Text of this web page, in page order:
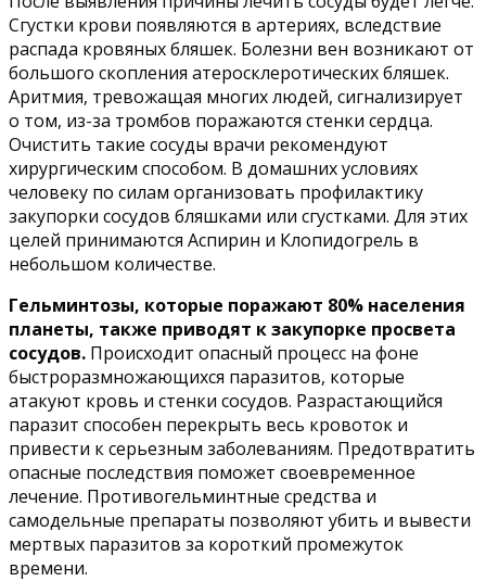
Сгустки крови появляются в артериях, вследствие
распада кровяных бляшек. Болезни вен возникают от
большого скопления атеросклеротических бляшек.
Аритмия, тревожащая многих людей, сигнализирует
о том, из-за тромбов поражаются стенки сердца.
Очистить такие сосуды врачи рекомендуют
хирургическим способом. В домашних условиях
человеку по силам организовать профилактику
закупорки сосудов бляшками или сгустками. Для этих
целей принимаются Аспирин и Клопидогрель в
небольшом количестве.
Гельминтозы, которые поражают 80% населения
планеты, также приводят к закупорке просвета
сосудов. Происходит опасный процесс на фоне
быстроразмножающихся паразитов, которые
атакуют кровь и стенки сосудов. Разрастающийся
паразит способен перекрыть весь кровоток и
привести к серьезным заболеваниям. Предотвратить
опасные последствия поможет своевременное
лечение. Противогельминтные средства и
самодельные препараты позволяют убить и вывести
мертвых паразитов за короткий промежуток
времени.